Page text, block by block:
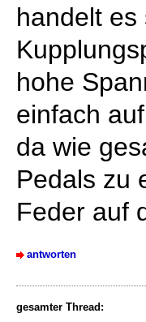
handelt
hohe
einfach
da wie
Pedals zu
Feder auf
antworten
gesamter Thread: